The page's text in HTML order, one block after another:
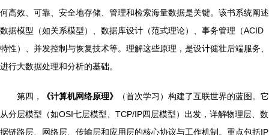
何高效、可靠、安全地存储、管理和检索海量数据是关键。该书系统阐述
数据模型（如关系模型）、数据库设计（范式理论）、事务管理（ACID
特性）、并发控制与恢复技术等。理解这些原理，是设计健壮后端服务、
进行大数据处理和分析的基础。
第四， 《计算机网络原理》
（首次学习）构建了互联世界的蓝图。它
从分层模型（如OSI七层模型、TCP/IP四层模型）出发，详解物理层、数
据链路层、网络层、传输层和应用层的核心协议与工作机制。重点包括IP